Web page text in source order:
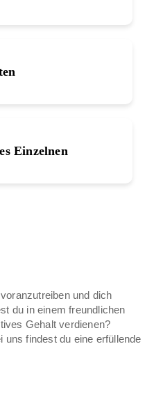
Einzelnen
und dich
du in einem freundlichen
Gehalt verdienen?
uns findest du eine erfüllende